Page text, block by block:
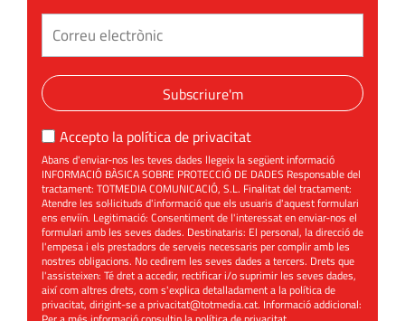
Subscriure'm
Accepto la política de privacitat
Abans d'enviar-nos les teves dades llegeix la següent informació
INFORMACIÓ BÀSICA SOBRE PROTECCIÓ DE DADES Responsable del
tractament: TOTMEDIA COMUNICACIÓ, S.L. Finalitat del tractament:
Atendre les sol·licituds d'informació que els usuaris d'aquest formulari
ens enviïn. Legitimació: Consentiment de l'interessat en enviar-nos el
formulari amb les seves dades. Destinataris: El personal, la direcció de
l'empesa i els prestadors de serveis necessaris per complir amb les
nostres obligacions. No cedirem les seves dades a tercers. Drets que
l'assisteixen: Té dret a accedir, rectificar i/o suprimir les seves dades,
així com altres drets, com s'explica detalladament a la política de
privacitat, dirigint-se aprivacitat@totmedia.cat. Informació addicional: